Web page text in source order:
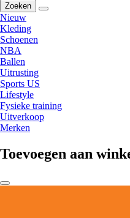
Zoeken
Nieuw
Kleding
Schoenen
NBA
Ballen
Uitrusting
Sports US
Lifestyle
Fysieke training
Uitverkoop
Merken
Toevoegen aan